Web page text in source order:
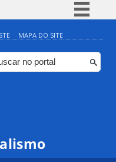
Simplifique!
Comunica BR
Participe
MAPA DO SITE